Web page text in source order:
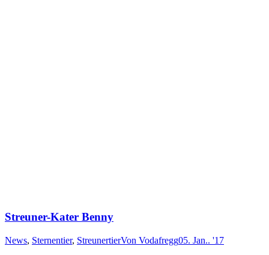
Streuner-Kater Benny
News, Sternentier, StreunertierVon Vodafregg05. Jan.. '17